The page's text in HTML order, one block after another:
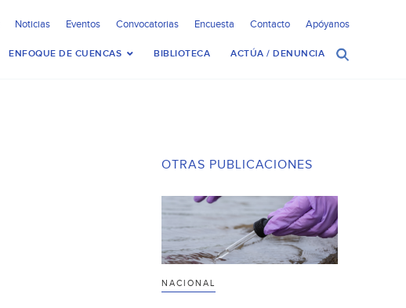
Noticias Eventos Convocatorias Encuesta Contacto Apóyanos
ENFOQUE DE CUENCAS BIBLIOTECA ACTÚA / DENUNCIA
OTRAS PUBLICACIONES
NACIONAL